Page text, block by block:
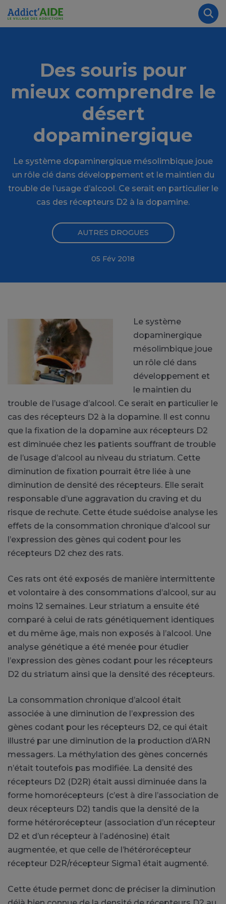
Aller au contenu principal
Des souris pour
mieux comprendre le
désert
dopaminergique
Le système dopaminergique mésolimbique joue
un rôle clé dans développement et le maintien du
trouble de l’usage d’alcool. Ce serait en particulier le
cas des récepteurs D2 à la dopamine.
AUTRES DROGUES
05 Fév 2018
Le système
dopaminergique
mésolimbique joue
un rôle clé dans
développement et
le maintien du
trouble de l’usage d’alcool. Ce serait en particulier le
cas des récepteurs D2 à la dopamine. Il est connu
que la fixation de la dopamine aux récepteurs D2
est diminuée chez les patients souffrant de trouble
de l’usage d’alcool au niveau du striatum. Cette
diminution de fixation pourrait être liée à une
diminution de densité des récepteurs. Elle serait
responsable d’une aggravation du craving et du
risque de rechute. Cette étude suédoise analyse les
effets de la consommation chronique d’alcool sur
l’expression des gènes qui codent pour les
récepteurs D2 chez des rats.
Ces rats ont été exposés de manière intermittente
et volontaire à des consommations d’alcool, sur au
moins 12 semaines. Leur striatum a ensuite été
comparé à celui de rats génétiquement identiques
et du même âge, mais non exposés à l’alcool. Une
analyse génétique a été menée pour étudier
l’expression des gènes codant pour les récepteurs
D2 du striatum ainsi que la densité des récepteurs.
La consommation chronique d’alcool était
associée à une diminution de l’expression des
gènes codant pour les récepteurs D2, ce qui était
illustré par une diminution de la production d’ARN
messagers. La méthylation des gènes concernés
n’était toutefois pas modifiée. La densité des
récepteurs D2 (D2R) était aussi diminuée dans la
forme homorécepteurs (c’est à dire l’association de
deux récepteurs D2) tandis que la densité de la
forme hétérorécepteur (association d’un récepteur
D2 et d’un récepteur à l’adénosine) était
augmentée, et que celle de l’hétérorécepteur
récepteur D2R/récepteur Sigma1 était augmenté.
Cette étude permet donc de préciser la diminution
Panneau de gestion des cookies